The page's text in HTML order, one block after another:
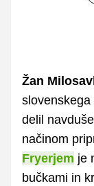
Žan
delil
načinom
Fryerjem je
bučkami in